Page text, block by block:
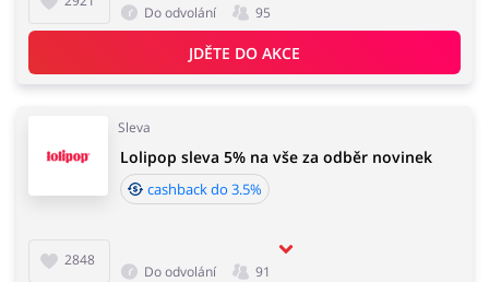
Do odvolání 95
JDĚTE DO AKCE
Sleva
2848
Lolipop sleva 5% na vše za odběr novinek
cashback do 3.5%
Do odvolání 91